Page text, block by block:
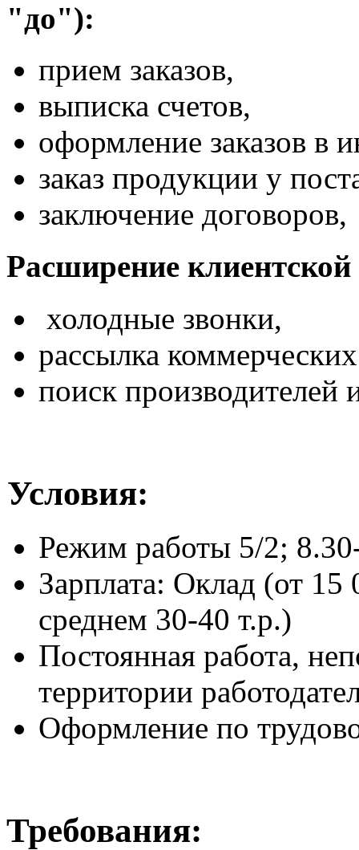
"до"):
прием заказов,
выписка счетов,
оформление заказов в
заказ продукции у
заключение договоров,
Расширение
холодные звонки,
рассылка
поиск производителей
Условия:
Режим работы 5/2;
Зарплата: Оклад (от
среднем 30-40 т.р.)
Постоянная работа,
территории
Оформление по
Требования: